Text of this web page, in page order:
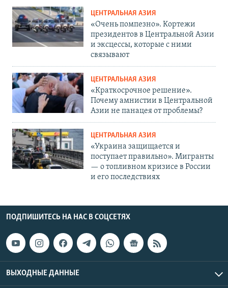
ЦЕНТРАЛЬНАЯ АЗИЯ
«Очень помпезно». Кортежи
президентов в Центральной Азии
и эксцессы, которые с ними
связывают
ЦЕНТРАЛЬНАЯ АЗИЯ
«Краткосрочное решение».
Почему амнистии в Центральной
Азии не панацея от проблемы?
ЦЕНТРАЛЬНАЯ АЗИЯ
«Украина защищается и
поступает правильно». Мигранты
— о топливном кризисе в России
и его последствиях
ПОДПИШИТЕСЬ НА НАС В СОЦСЕТЯХ
ВЫХОДНЫЕ ДАННЫЕ